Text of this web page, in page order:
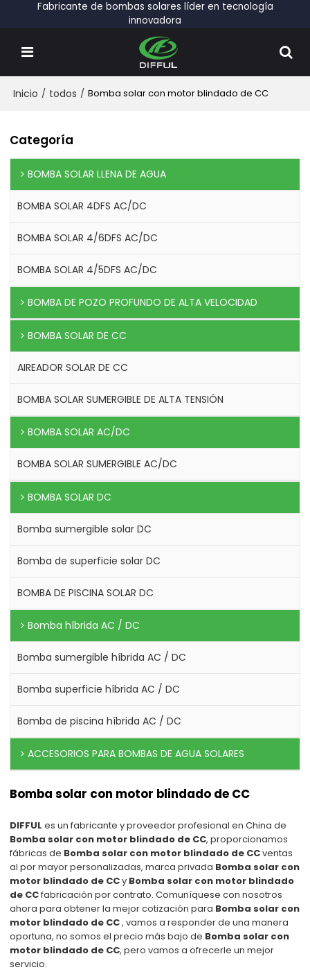
Fabricante de bombas solares líder en tecnología
innovadora
Inicio / todos / Bomba solar con motor blindado de CC
Categoría
BOMBA SOLAR LLENA DE AGUA
BOMBA SOLAR 4DFS AC/DC
BOMBA SOLAR 4/6DFS AC/DC
BOMBA SOLAR 4/5DFS AC/DC
BOMBA DE POZO PROFUNDO DE ALTA VELOCIDAD
BOMBA SOLAR DE CC
AIREADOR SOLAR DE CC
BOMBA SOLAR SUMERGIBLE DE ALTA TENSIÓN
BOMBA SOLAR AC/DC
BOMBA SOLAR SUMERGIBLE AC/DC
BOMBA SOLAR DC
Bomba sumergible solar DC
Bomba de superficie solar DC
BOMBA DE PISCINA SOLAR DC
Bomba híbrida AC / DC
Bomba sumergible híbrida AC / DC
Bomba superficie híbrida AC / DC
Bomba de piscina híbrida AC / DC
ACCESORIOS PARA BOMBAS DE AGUA SOLARES
Bomba solar con motor blindado de CC
DIFFUL es un fabricante y proveedor profesional en China de
Bomba solar con motor blindado de CC, proporcionamos
fábricas de Bomba solar con motor blindado de CCventas
al por mayor personalizadas, marca privada Bomba solar con
motor blindado de CCy Bomba solar con motor blindado
de CCfabricación por contrato. Comuníquese con nosotros
ahora para obtener la mejor cotización para Bomba solar con
motor blindado de CC, vamos a responder de una manera
oportuna, no somos el precio más bajo de Bomba solar con
motor blindado de CC, pero vamos a ofrecerle un mejor
servicio.